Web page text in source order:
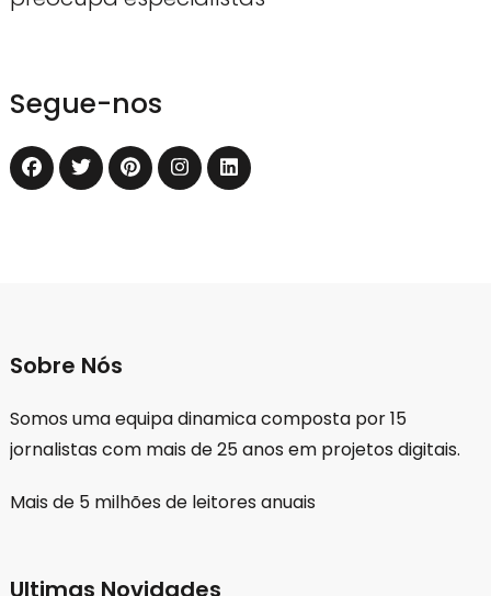
Segue-nos
Sobre Nós
Somos uma equipa dinamica composta por 15
jornalistas com mais de 25 anos em projetos digitais.
Mais de 5 milhões de leitores anuais
Ultimas Novidades